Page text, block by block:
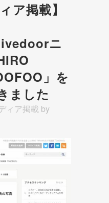
ア掲載】
ニ
」を
ました
ィア掲載 by